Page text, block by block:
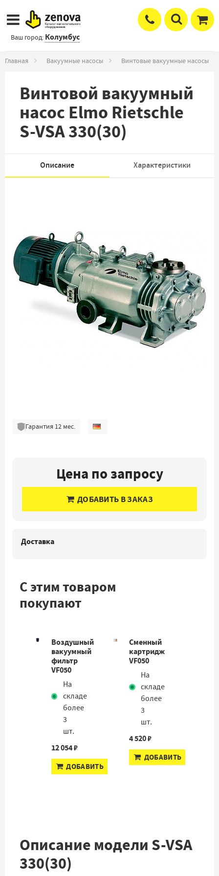
Ваш город: Колумбус
Главная Вакуумные насосы Винтовые вакуумные насосы
Винтовой вакуумный
насос Elmo Rietschle
S-VSA 330(30)
Описание Характеристики
Гарантия 12мес.
Цена по запросу
ДОБАВИТЬ В ЗАКАЗ
Доставка
С этим товаром
покупают
Воздушный
вакуумный
фильтр
VF050
На
складе
более
3
шт.
12 054 ₽
ДОБАВИТЬ
Сменный
картридж
VF050
На
складе
более
3
шт.
4 520 ₽
ДОБАВИТЬ
Описание модели S-VSA
330(30)